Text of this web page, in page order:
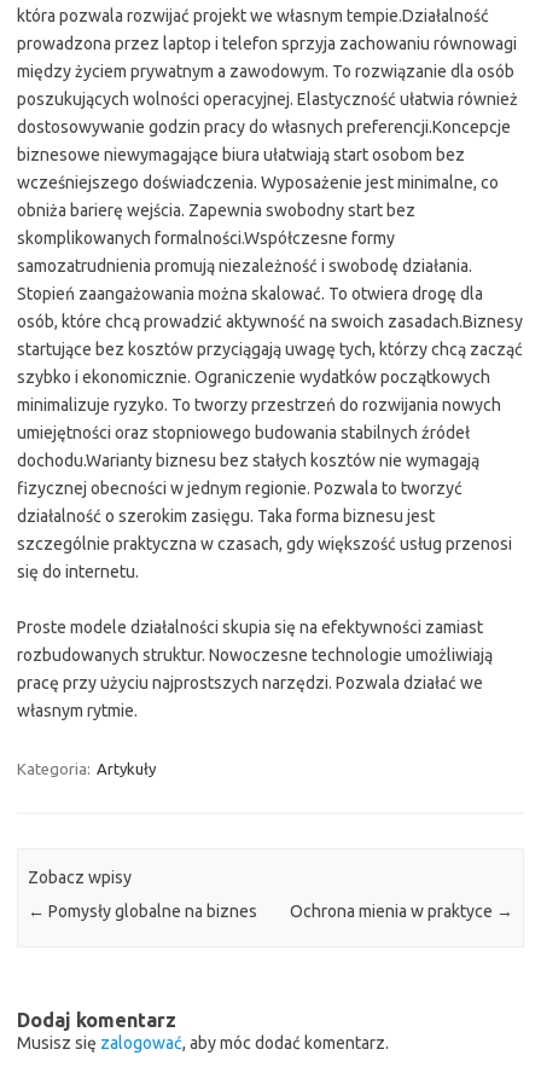
która pozwala rozwijać projekt we własnym tempie.Działalność
prowadzona przez laptop i telefon sprzyja zachowaniu równowagi
między życiem prywatnym a zawodowym. To rozwiązanie dla osób
poszukujących wolności operacyjnej. Elastyczność ułatwia również
dostosowywanie godzin pracy do własnych preferencji.Koncepcje
biznesowe niewymagające biura ułatwiają start osobom bez
wcześniejszego doświadczenia. Wyposażenie jest minimalne, co
obniża barierę wejścia. Zapewnia swobodny start bez
skomplikowanych formalności.Współczesne formy
samozatrudnienia promują niezależność i swobodę działania.
Stopień zaangażowania można skalować. To otwiera drogę dla
osób, które chcą prowadzić aktywność na swoich zasadach.Biznesy
startujące bez kosztów przyciągają uwagę tych, którzy chcą zacząć
szybko i ekonomicznie. Ograniczenie wydatków początkowych
minimalizuje ryzyko. To tworzy przestrzeń do rozwijania nowych
umiejętności oraz stopniowego budowania stabilnych źródeł
dochodu.Warianty biznesu bez stałych kosztów nie wymagają
fizycznej obecności w jednym regionie. Pozwala to tworzyć
działalność o szerokim zasięgu. Taka forma biznesu jest
szczególnie praktyczna w czasach, gdy większość usług przenosi
się do internetu.
Proste modele działalności skupia się na efektywności zamiast
rozbudowanych struktur. Nowoczesne technologie umożliwiają
pracę przy użyciu najprostszych narzędzi. Pozwala działać we
własnym rytmie.
Kategoria: Artykuły
Zobacz wpisy
← Pomysły globalne na biznes Ochrona mienia w praktyce →
Dodaj komentarz
Musisz się zalogować, aby móc dodać komentarz.